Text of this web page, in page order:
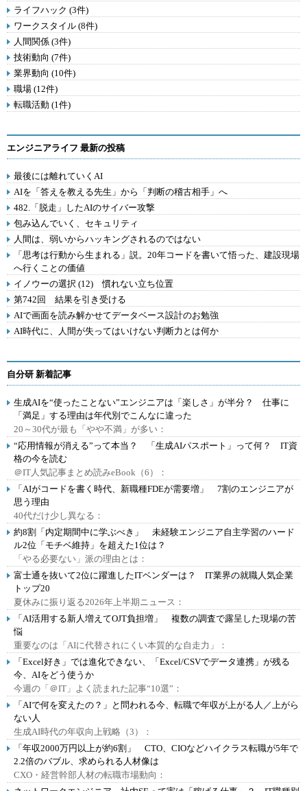
ライフハック (3件)
ワークスタイル (8件)
人間関係 (3件)
技術動向 (7件)
業界動向 (10件)
職場 (12件)
転職活動 (1件)
エンジニアライフ 最新の投稿
最後には離れていくAI
AIを「答えを教える先生」から「判断の稽古相手」へ
482.「脱走」したAIのサイバー攻撃
包み込んでいく、セキュリティ
人間は、弱いからハッキングされるのではない
「思考は行動から生まれる」説。20年コードを書いて悟った、建設現場
へ行くことの価値
イノウーの選択 (12) 慣れない立ち位置
第742回 結果を引き受ける
AIで画面を読み解かせてデータベース設計のお勉強
AI時代に、人間が失ってはいけない判断力とは何か
自分研 新着記事
生成AIを“使ったことない”エンジニアは「楽しさ」が半分？ 仕事に
「満足」する理由は年代別でこんなに違った
20～30代が最も「やや不満」が多い：
“応用情報が消える”って本当？ 「生成AIパスポート」って何？ IT資
格の今を読む
＠IT人気記事まとめ読みeBook（6）：
「AIがコードを書く時代、新職種FDEが需要増」 7割のエンジニアが
思う理由
40代だけ少し異なる：
約8割「内定期間中に学ぶべき」 未経験エンジニア自主学習のハード
ル2位「モチベ維持」を超えた1位は？
「やる必要ない」派の理由とは：
富士通を抜いて2位に躍進したITベンダーは？ IT業界の就職人気企業
トップ20
夏休みに振り返る2026年上半期ニュース：
「AI活用する新人増えてOJT負担増」 複数の調査で露呈した現場の苦
悩
重要なのは「AIに代替されにくい本質的な自走力」：
「Excel好き」では進化できない、「Excel/CSVでデータ連携」が残る
今、AIをどう使うか
今週の「＠IT」よく読まれた記事“10選”：
「AIで何を変えたの？」と問われる今、転職で年収が上がる人／上がら
ない人
生成AI時代の年収向上戦略（3）：
「年収2000万円以上が約6割」 CTO、CIOなどハイクラス転職が5年で
2.2倍のバブル、求められる人材像は
CXO・経営幹部人材の転職市場動向：